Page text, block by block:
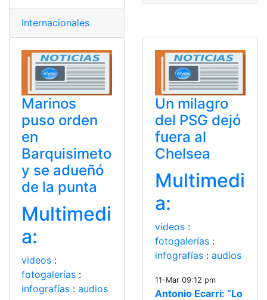
Internacionales
Marinos
puso orden
en
Barquisimeto
y se adueñó
de la punta
Multimedi
a:
videos :
fotogalerías :
infografías : audios
Un milagro
del PSG dejó
fuera al
Chelsea
Multimedi
a:
videos :
fotogalerías :
infografías : audios
11-Mar 09:12 pm
Antonio Ecarri: “Lo